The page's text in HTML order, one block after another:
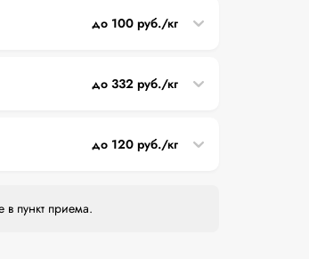
до 100 руб./кг
до 332 руб./кг
до 120 руб./кг
пункт приема.